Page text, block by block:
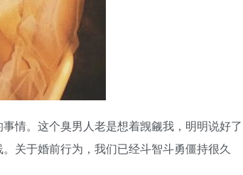
情。这个臭男人老是想着觊觎我，明明说好了
关于婚前行为，我们已经斗智斗勇僵持很久